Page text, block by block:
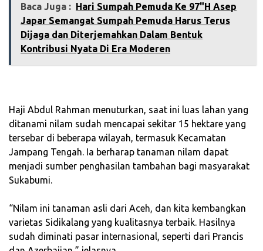
Baca Juga : Hari Sumpah Pemuda Ke 97"H Asep
Japar Semangat Sumpah Pemuda Harus Terus
Dijaga dan Diterjemahkan Dalam Bentuk
Kontribusi Nyata Di Era Moderen
‎Haji Abdul Rahman menuturkan, saat ini luas lahan yang
ditanami nilam sudah mencapai sekitar 15 hektare yang
tersebar di beberapa wilayah, termasuk Kecamatan
Jampang Tengah. Ia berharap tanaman nilam dapat
menjadi sumber penghasilan tambahan bagi masyarakat
Sukabumi.
‎“Nilam ini tanaman asli dari Aceh, dan kita kembangkan
varietas Sidikalang yang kualitasnya terbaik. Hasilnya
sudah diminati pasar internasional, seperti dari Prancis